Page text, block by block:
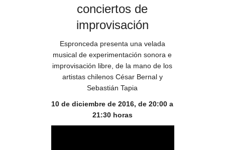
conciertos de
improvisación
Espronceda presenta una velada
musical de experimentación sonora e
improvisación libre, de la mano de los
artistas chilenos César Bernal y
Sebastián Tapia
10 de diciembre de 2016, de 20:00 a
21:30 horas